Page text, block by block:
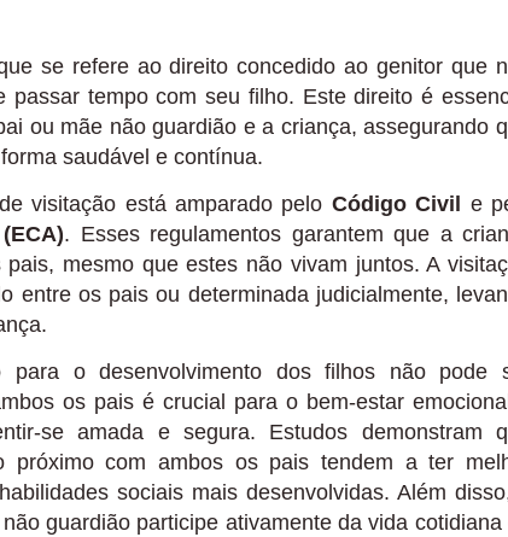
se refere ao direito concedido ao genitor que
tempo com seu filho. Este direito é
ou mãe não guardião e a criança, assegurando
saudável e contínua.
visitação está amparado pelo Código Civil e
. Esses regulamentos garantem que a
mesmo que estes não vivam juntos. A
entre os pais ou determinada judicialmente,
para o desenvolvimento dos filhos não pode
os pais é crucial para o bem-estar
se amada e segura. Estudos demonstram
próximo com ambos os pais tendem a ter
sociais mais desenvolvidas. Além
guardião participe ativamente da vida cotidiana